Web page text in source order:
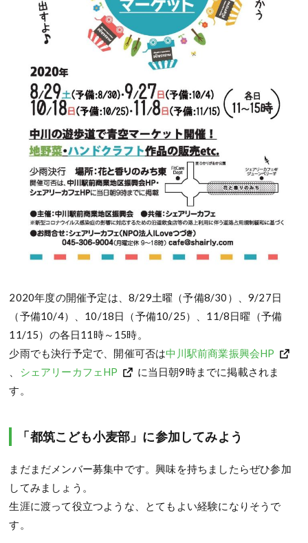
2020年度の開催予定は、8/29土曜（予備8/30）、9/27日
（予備10/4）、10/18日（予備10/25）、11/8日曜（予備
11/15）の各日11時～15時。
少雨でも決行予定で、開催可否は中川駅前商業振興会HP
シェアリーカフェHP
に当日朝9時までに掲載されま
す。
「都筑こども小麦部」に参加してみよう
まだまだメンバー募集中です。興味を持ちましたらぜひ参加
してみましょう。
生涯に渡って役立つような、とてもよい経験になりそうで
す。